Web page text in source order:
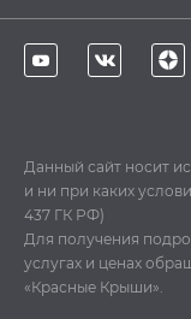
Данный сайт носит
и ни при каких
437 ГК РФ)
Для получения
услугах и ценах
«Красные Крыши».